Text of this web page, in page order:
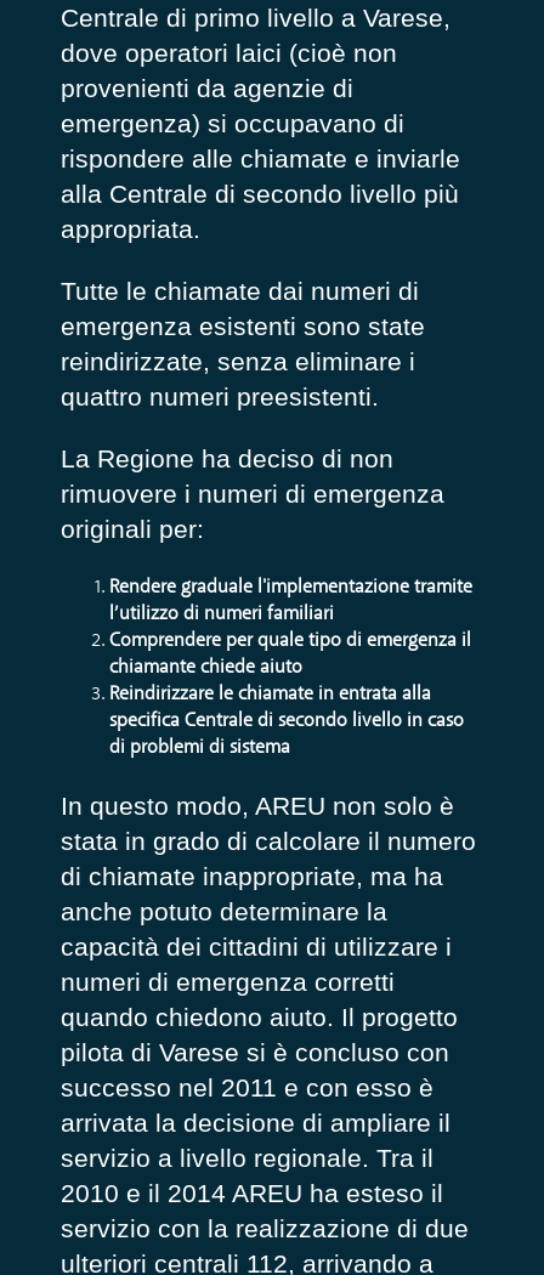
Centrale di primo livello a Varese,
dove operatori laici (cioè non
provenienti da agenzie di
emergenza) si occupavano di
rispondere alle chiamate e inviarle
alla Centrale di secondo livello più
appropriata.
Tutte le chiamate dai numeri di
emergenza esistenti sono state
reindirizzate, senza eliminare i
quattro numeri preesistenti.
La Regione ha deciso di non
rimuovere i numeri di emergenza
originali per:
Rendere graduale l'implementazione tramite
l’utilizzo di numeri familiari
Comprendere per quale tipo di emergenza il
chiamante chiede aiuto
Reindirizzare le chiamate in entrata alla
specifica Centrale di secondo livello in caso
di problemi di sistema
In questo modo, AREU non solo è
stata in grado di calcolare il numero
di chiamate inappropriate, ma ha
anche potuto determinare la
capacità dei cittadini di utilizzare i
numeri di emergenza corretti
quando chiedono aiuto. Il progetto
pilota di Varese si è concluso con
successo nel 2011 e con esso è
arrivata la decisione di ampliare il
servizio a livello regionale. Tra il
2010 e il 2014 AREU ha esteso il
servizio con la realizzazione di due
ulteriori centrali 112, arrivando a